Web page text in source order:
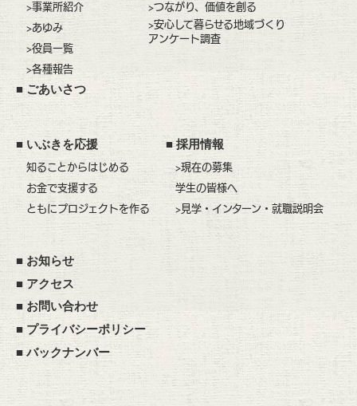
>事業所紹介
>あゆみ
>役員一覧
>各種報告
■ごあいさつ
>つながり、価値を創る
>安心して暮らせる地域づくり
アンケート調査
■いぶきを応援
知ることからはじめる
お金で支援する
ともにプロジェクトを作る
■採用情報
>現在の募集
学生の皆様へ
>見学・インターン・就職説明会
■ お知らせ
■ アクセス
■ お問い合わせ
■プライバシーポリシー
■バックナンバー